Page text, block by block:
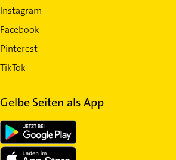
Instagram
Facebook
Pinterest
TikTok
Gelbe Seiten als App